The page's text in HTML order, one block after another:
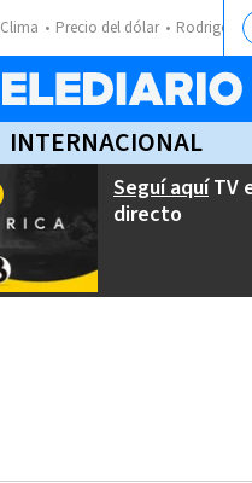
Clima Precio del dólar Rodrigo
INTERNACIONAL
Seguí aquíTV
directo